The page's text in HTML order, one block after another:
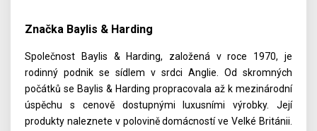
Značka Baylis & Harding
Společnost Baylis & Harding, založená v roce 1970, je
rodinný podnik se sídlem v srdci Anglie. Od skromných
počátků se Baylis & Harding propracovala až k mezinárodní
úspěchu s cenově dostupnými luxusními výrobky. Její
produkty naleznete v polovině domácností ve Velké Británii.